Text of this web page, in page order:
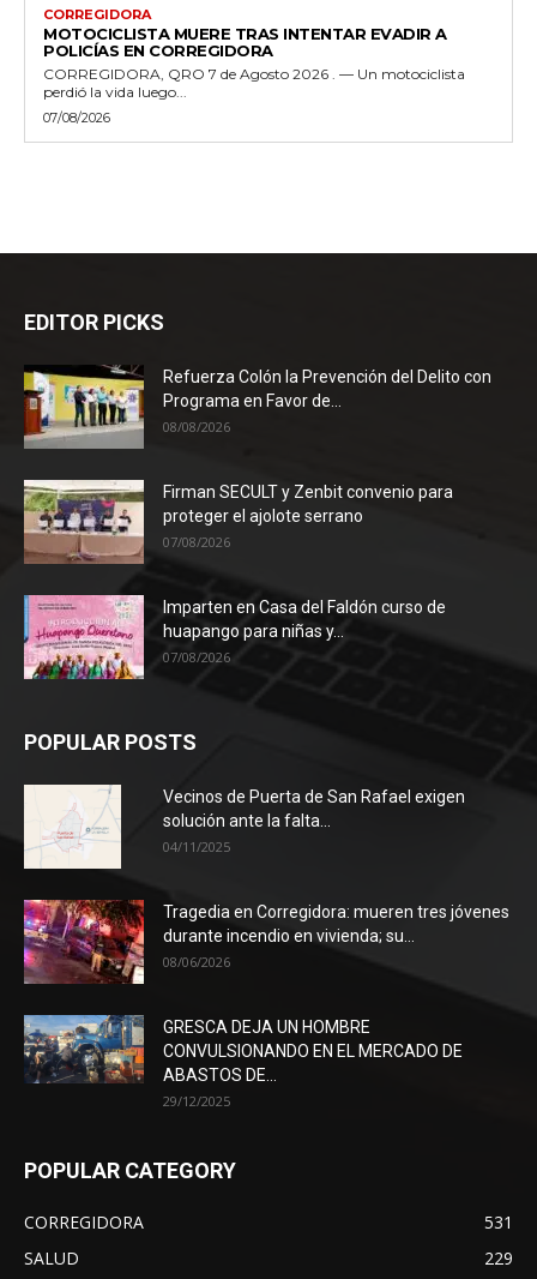
CORREGIDORA
MOTOCICLISTA MUERE TRAS INTENTAR EVADIR A
POLICÍAS EN CORREGIDORA
CORREGIDORA, QRO 7 de Agosto 2026 . — Un motociclista
perdió la vida luego...
07/08/2026
EDITOR PICKS
Refuerza Colón la Prevención del Delito con
Programa en Favor de...
08/08/2026
Firman SECULT y Zenbit convenio para
proteger el ajolote serrano
07/08/2026
Imparten en Casa del Faldón curso de
huapango para niñas y...
07/08/2026
POPULAR POSTS
Vecinos de Puerta de San Rafael exigen
solución ante la falta...
04/11/2025
Tragedia en Corregidora: mueren tres jóvenes
durante incendio en vivienda; su...
08/06/2026
GRESCA DEJA UN HOMBRE
CONVULSIONANDO EN EL MERCADO DE
ABASTOS DE...
29/12/2025
POPULAR CATEGORY
CORREGIDORA
531
SALUD
229